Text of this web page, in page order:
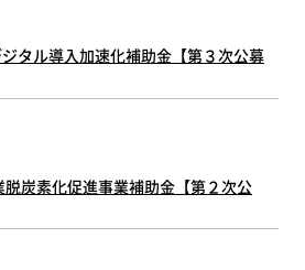
タル導入加速化補助金【第３次公募
炭素化促進事業補助金【第２次公